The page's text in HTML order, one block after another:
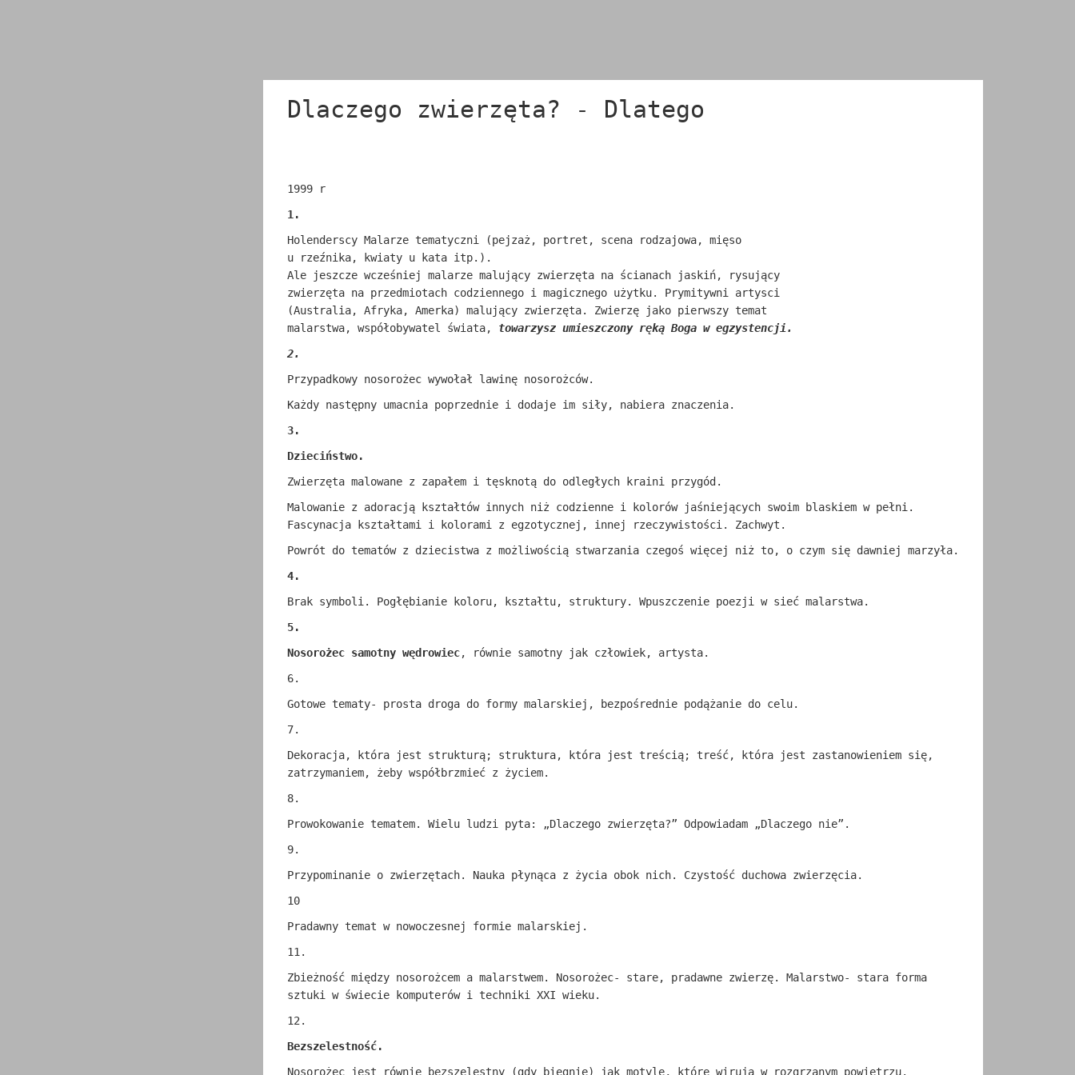
Dlaczego zwierzęta? - Dlatego
1999 r
1.
Holenderscy Malarze tematyczni (pejzaż, portret, scena rodzajowa, mięso
u rzeźnika, kwiaty u kata itp.).
Ale jeszcze wcześniej malarze malujący zwierzęta na ścianach jaskiń, rysujący
zwierzęta na przedmiotach codziennego i magicznego użytku. Prymitywni artysci
(Australia, Afryka, Amerka) malujący zwierzęta. Zwierzę jako pierwszy temat
malarstwa, współobywatel świata, towarzysz umieszczonyręką Boga w egzystencji.
2.
Przypadkowy nosorożec wywołał lawinę nosorożców.
Każdy następny umacnia poprzednie i dodaje im siły, nabiera znaczenia.
3.
Dzieciństwo.
Zwierzęta malowane z zapałem i tęsknotą do odległych kraini przygód.
Malowanie z adoracją kształtów innych niż codzienne i kolorów jaśniejących swoim blaskiem w pełni.
Fascynacja kształtami i kolorami z egzotycznej, innej rzeczywistości. Zachwyt.
Powrót do tematów z dziecistwa z możliwością stwarzania czegoś więcej niż to, o czym się dawniej marzyła.
4.
Brak symboli. Pogłębianie koloru, kształtu, struktury. Wpuszczenie poezji w sieć malarstwa.
5.
Nosorożec samotny wędrowiec, równie samotny jak człowiek, artysta.
6.
Gotowe tematy- prosta droga do formy malarskiej, bezpośrednie podążanie do celu.
7.
Dekoracja, która jest strukturą; struktura, która jest treścią; treść, która jest zastanowieniem się,
zatrzymaniem, żeby współbrzmieć z życiem.
8.
Prowokowanie tematem. Wielu ludzi pyta: „Dlaczego zwierzęta?” Odpowiadam „Dlaczego nie”.
9.
Przypominanie o zwierzętach. Nauka płynąca z życia obok nich. Czystość duchowa zwierzęcia.
10
Pradawny temat w nowoczesnej formie malarskiej.
11.
Zbieżność między nosorożcem a malarstwem. Nosorożec- stare, pradawne zwierzę. Malarstwo- stara forma
sztuki w świecie komputerów i techniki XXI wieku.
12.
Bezszelestność.
Nosorożec jest równie bezszelestny (gdy biegnie) jak motyle, które wirują w rozgrzanym powietrzu.